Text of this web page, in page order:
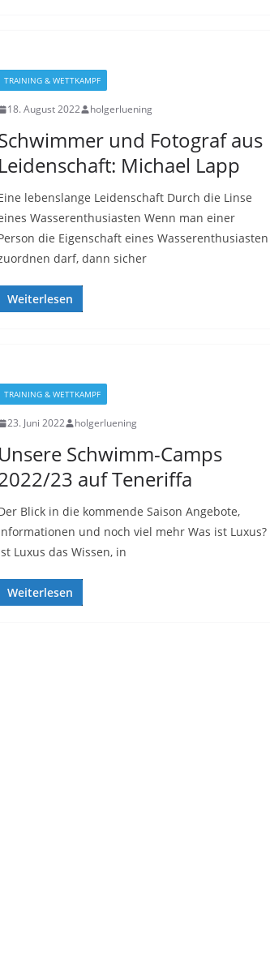
TRAINING & WETTKAMPF
18. August 2022 holgerluening
und Fotograf aus
Leidenschaft: Michael Lapp
lebenslange Leidenschaft Durch die Linse
Wasserenthusiasten Wenn man einer
die Eigenschaft eines Wasserenthusiasten
darf, dann sicher
Weiterlesen
TRAINING & WETTKAMPF
23. Juni 2022 holgerluening
Unsere Schwimm-Camps
23 auf Teneriffa
Blick in die kommende Saison Angebote,
und noch viel mehr Was ist Luxus?
Luxus das Wissen, in
Weiterlesen